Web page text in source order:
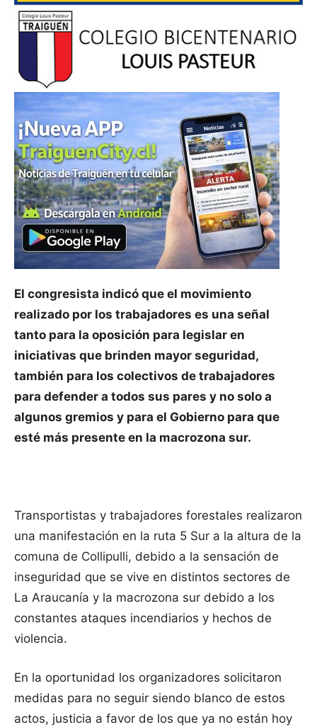
El congresista indicó que el movimiento
realizado por los trabajadores es una señal
tanto para la oposición para legislar en
iniciativas que brinden mayor seguridad,
también para los colectivos de trabajadores
para defender a todos sus pares y no solo a
algunos gremios y para el Gobierno para que
esté más presente en la macrozona sur.
Transportistas y trabajadores forestales realizaron
una manifestación en la ruta 5 Sur a la altura de la
comuna de Collipulli, debido a la sensación de
inseguridad que se vive en distintos sectores de
La Araucanía y la macrozona sur debido a los
constantes ataques incendiarios y hechos de
violencia.
En la oportunidad los organizadores solicitaron
medidas para no seguir siendo blanco de estos
actos, justicia a favor de los que ya no están hoy